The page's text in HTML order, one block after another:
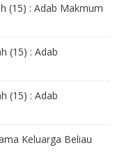
(15) : Adab Makmum
(15) : Adab
(15) : Adab